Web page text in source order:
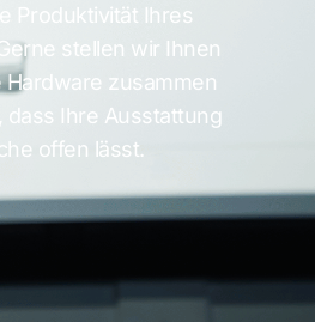
Produktivität Ihres
stellen wir Ihnen
Hardware zusammen
dass Ihre Ausstattung
offen lässt.